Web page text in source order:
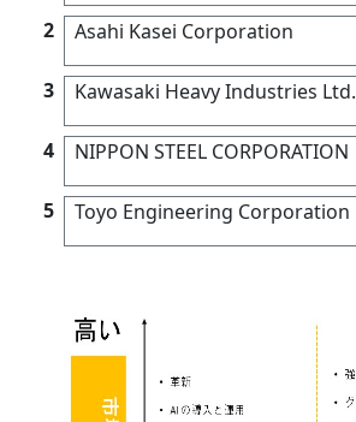
2 Asahi Kasei Corporation
3 Kawasaki Heavy Industries Ltd.
4 NIPPON STEEL CORPORATION
5 Toyo Engineering Corporation